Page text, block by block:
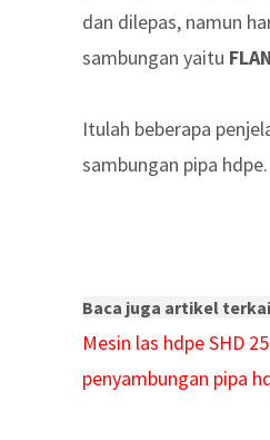
dan dilepas, namun
sambungan yaitu
Itulah beberapa
sambungan pipa hdpe.
Baca juga artikel
Mesin las hdpe SHD
penyambungan pipa